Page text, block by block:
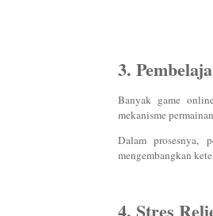
3.
Banyak game
mekanisme
Dalam prosesnya,
mengembangkan
4. Stres